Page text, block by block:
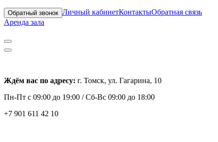
Обратный звонок Личный кабинетКонтактыОбратная связь
Аренда зала
Ждём вас по адресу: г. Томск, ул. Гагарина, 10
Пн-Пт с 09:00 до 19:00 /Сб-Вс 09:00 до 18:00
+7 901 611 42 10